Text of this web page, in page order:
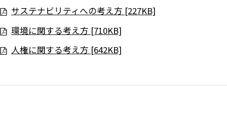
ニュース
IR情報
サステナビリティへの考え方 [227KB]
環境に関する考え方 [710KB]
人権に関する考え方 [642KB]